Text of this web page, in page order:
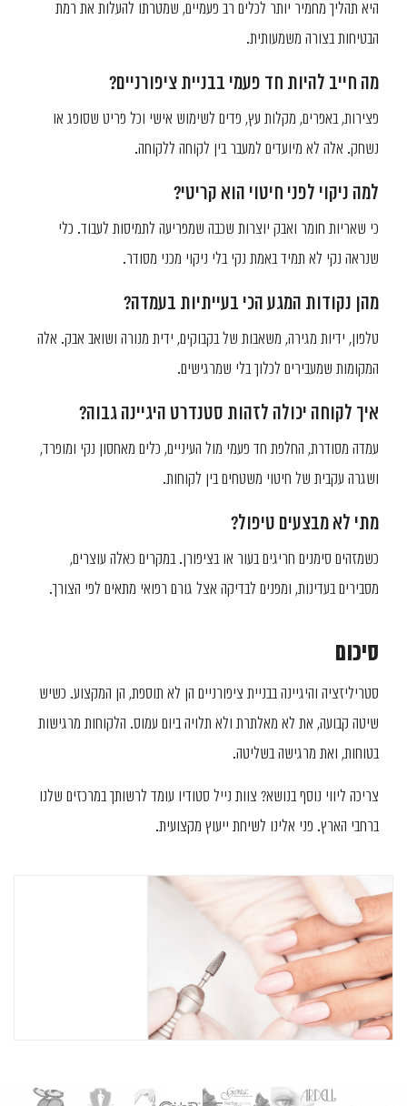
היא תהליך מחמיר יותר לכלים רב פעמיים, שמטרתו להעלות את רמת
הבטיחות בצורה משמעותית.
מה חייב להיות חד פעמי בבניית ציפורניים?
פצירות, באפרים, מקלות עץ, פדים לשימוש אישי וכל פריט שסופג או
נשחק. אלה לא מיועדים למעבר בין לקוחה ללקוחה.
למה ניקוי לפני חיטוי הוא קריטי?
כי שאריות חומר ואבק יוצרות שכבה שמפריעה לתמיסות לעבוד. כלי
שנראה נקי לא תמיד באמת נקי בלי ניקוי מכני מסודר.
מהן נקודות המגע הכי בעייתיות בעמדה?
טלפון, ידיות מגירה, משאבות של בקבוקים, ידית מנורה ושואב אבק. אלה
המקומות שמעבירים לכלוך בלי שמרגישים.
איך לקוחה יכולה לזהות סטנדרט היגיינה גבוה?
עמדה מסודרת, החלפת חד פעמי מול העיניים, כלים מאחסון נקי ומופרד,
ושגרה עקבית של חיטוי משטחים בין לקוחות.
מתי לא מבצעים טיפול?
כשמזהים סימנים חריגים בעור או בציפורן. במקרים כאלה עוצרים,
מסבירים בעדינות, ומפנים לבדיקה אצל גורם רפואי מתאים לפי הצורך.
סיכום
סטריליזציה והיגיינה בבניית ציפורניים הן לא תוספת, הן המקצוע. כשיש
שיטה קבועה, את לא מאלתרת ולא תלויה ביום עמוס. הלקוחות מרגישות
בטוחות, ואת מרגישה בשליטה.
צריכה ליווי נוסף בנושא? צוות נייל סטודיו עומד לרשותך במרכזים שלנו
ברחבי הארץ. פני אלינו לשיחת ייעוץ מקצועית.